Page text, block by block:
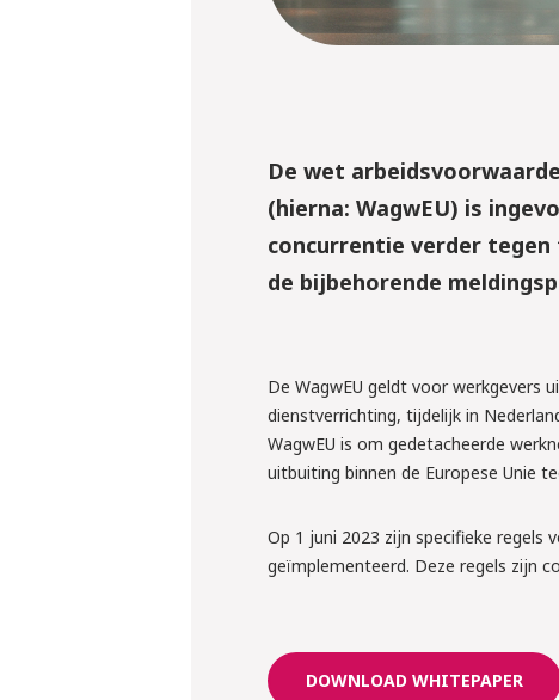
De wet
(hierna: WagwEU) is
concurrentie verder tegen
de bijbehorende
De WagwEU geldt voor werkgevers
dienstverrichting, tijdelijk in
WagwEU is om gedetacheerde
uitbuiting binnen de Europese Unie
Op 1 juni 2023 zijn specifieke regels
geïmplementeerd. Deze regels zijn
DOWNLOAD WHITEPAPER
Liesbeth en Rens
10 september
klaar voor
regels
inlenen van